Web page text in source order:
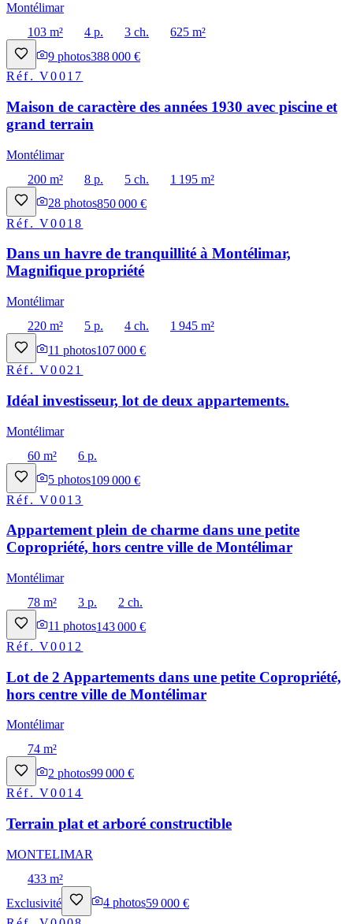
Montélimar
103 m²
4 p. 3 ch.
625 m²
9 photos388 000 €
Réf.V0017
Maison de caractère des années 1930 avec piscine et
grand terrain
Montélimar
200 m²
8 p. 5 ch.
1 195 m²
28 photos850 000 €
Réf.V0018
Dans un havre de tranquillité à Montélimar,
Magnifique propriété
Montélimar
220 m²
5 p. 4 ch.
1 945 m²
11 photos107 000 €
Réf.V0021
Idéal investisseur, lot de deux appartements.
Montélimar
60 m²
6 p.
5 photos109 000 €
Réf.V0013
Appartement plein de charme dans une petite
Copropriété, hors centre ville de Montélimar
Montélimar
78 m²
3 p.
2 ch.
11 photos143 000 €
Réf.V0012
Lot de 2 Appartements dans une petite Copropriété,
hors centre ville de Montélimar
Montélimar
74 m²
2 photos99 000 €
Réf.V0014
Terrain plat et arboré constructible
MONTELIMAR
433 m²
Exclusivité
4 photos59 000 €